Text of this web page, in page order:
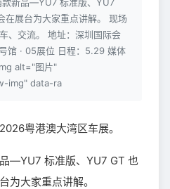
在展台为大家重点讲解。 现场
、交流。 地址：深圳国际会
馆 · 05展位 日程：5.29 媒体
alt="图片"
img" data-ra
粤港澳大湾区车展。
—YU7 标准版、YU7 GT 也
为大家重点讲解。